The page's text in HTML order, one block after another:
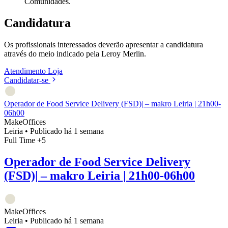
Candidatura
Os profissionais interessados deverão apresentar a candidatura
através do meio indicado pela Leroy Merlin.
Atendimento Loja
Candidatar-se
Operador de Food Service Delivery (FSD)| – makro Leiria | 21h00-
06h00
MakeOffices
Leiria • Publicado há 1 semana
Full Time +5
Operador de Food Service Delivery
(FSD)| – makro Leiria | 21h00-06h00
MakeOffices
Leiria • Publicado há 1 semana